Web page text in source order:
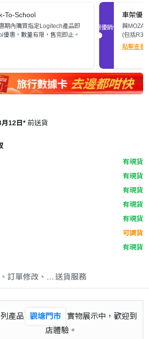
To-School
期內購買指定Logitech產品即
優惠，數量有限，售完即止。
促銷優惠
車架優惠
與MOZA/
(包括R3/
架，即減
點擊查看
月12日* 前送貨
有現貨
有現貨
有現貨
有現貨
有現貨
可調貨
有現貨
訂單修改、取消與退款政策
送貨服務
產品 觀塘門市
實物展示中，歡迎到
店體驗。